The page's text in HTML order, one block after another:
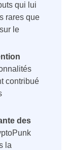
qui lui
rares que
le
contribué
des
la